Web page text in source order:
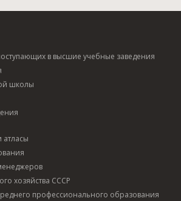
в высшие учебные заведения
школы
хозяйства СССР
профессионального образования